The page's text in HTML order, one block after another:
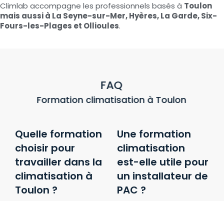
Climlab accompagne les professionnels basés à Toulon
mais aussi à La Seyne-sur-Mer, Hyères, La Garde, Six-
Fours-les-Plages et Ollioules.
FAQ
Formation climatisation à Toulon
Quelle formation
choisir pour
travailler dans la
climatisation à
Toulon ?
Une formation
climatisation
est-elle utile pour
un installateur de
PAC ?